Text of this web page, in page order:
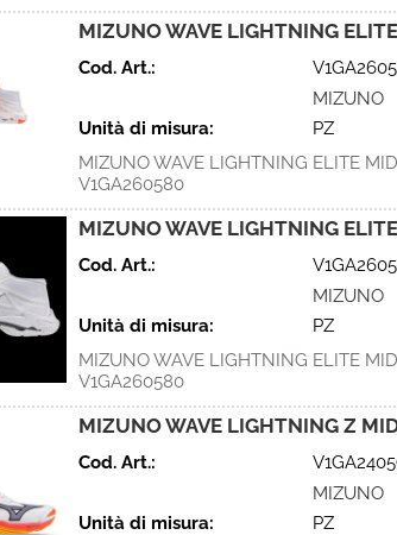
MIZUNO WAVE LIGHTNING
Cod. Art.:
MIZUNO
Unità di misura:
PZ
MIZUNO WAVE LIGHTNING ELITE
V1GA260580
MIZUNO WAVE LIGHTNING
Cod. Art.:
MIZUNO
Unità di misura:
PZ
MIZUNO WAVE LIGHTNING ELITE
V1GA260580
MIZUNO WAVE LIGHTNING Z
Cod. Art.:
MIZUNO
Unità di misura:
PZ